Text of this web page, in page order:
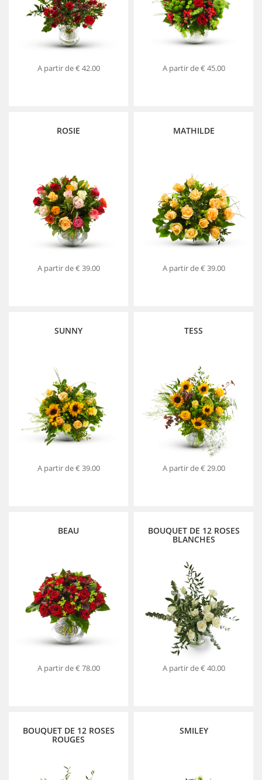
A partir de€ 42.00 A partir de€ 45.00
ROSIE
A partir de€ 39.00
MATHILDE
A partir de€ 39.00
SUNNY
A partir de€ 39.00
TESS
A partir de€ 29.00
BEAU
A partir de€ 78.00
BOUQUET DE 12 ROSES
BLANCHES
A partir de€ 40.00
BOUQUET DE 12 ROSES
ROUGES
SMILEY